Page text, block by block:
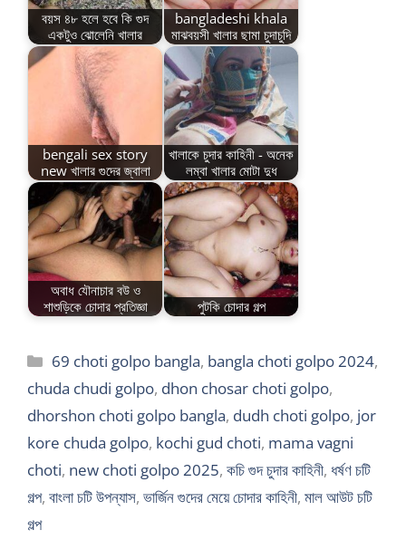
বয়স ৪৮ হলে হবে কি গুদ
একটুও ঝোলেনি খালার
bangladeshi khala
মাঝবয়সী খালার ছামা চুদাচুদি
bengali sex story
new খালার গুদের জ্বালা
খালাকে চুদার কাহিনী - অনেক
লম্বা খালার মোটা দুধ
অবাধ যৌনাচার বউ ও
শাশুড়িকে চোদার প্রতিজ্ঞা
পুটকি চোদার গল্প
Categories
69 choti golpo bangla, bangla choti golpo 2024,
chuda chudi golpo, dhon chosar choti golpo,
dhorshon choti golpo bangla, dudh choti golpo, jor
kore chuda golpo, kochi gud choti, mama vagni
choti, new choti golpo 2025, কচি গুদ চুদার কাহিনী, ধর্ষণ চটি
গল্প, বাংলা চটি উপন্যাস, ভার্জিন গুদের মেয়ে চোদার কাহিনী, মাল আউট চটি
গল্প